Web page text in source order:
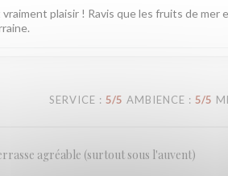
plaisir ! Ravis que les fruits de
SERVICE : 5/5 AMBIENCE : 5/5
agréable (surtout sous l'auvent)